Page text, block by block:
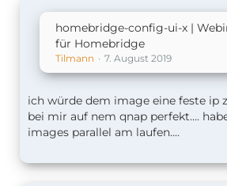
homebridge-config-ui-x |
für Homebridge
Tilmann 7. August 2019
ich würde dem image eine feste ip
bei mir auf nem qnap perfekt....
images parallel am laufen....